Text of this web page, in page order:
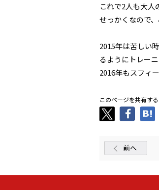
これで2人も大人
せっかくなので
2015年は苦しい
るようにトレー
2016年もスフィ
このページを共有する
前へ